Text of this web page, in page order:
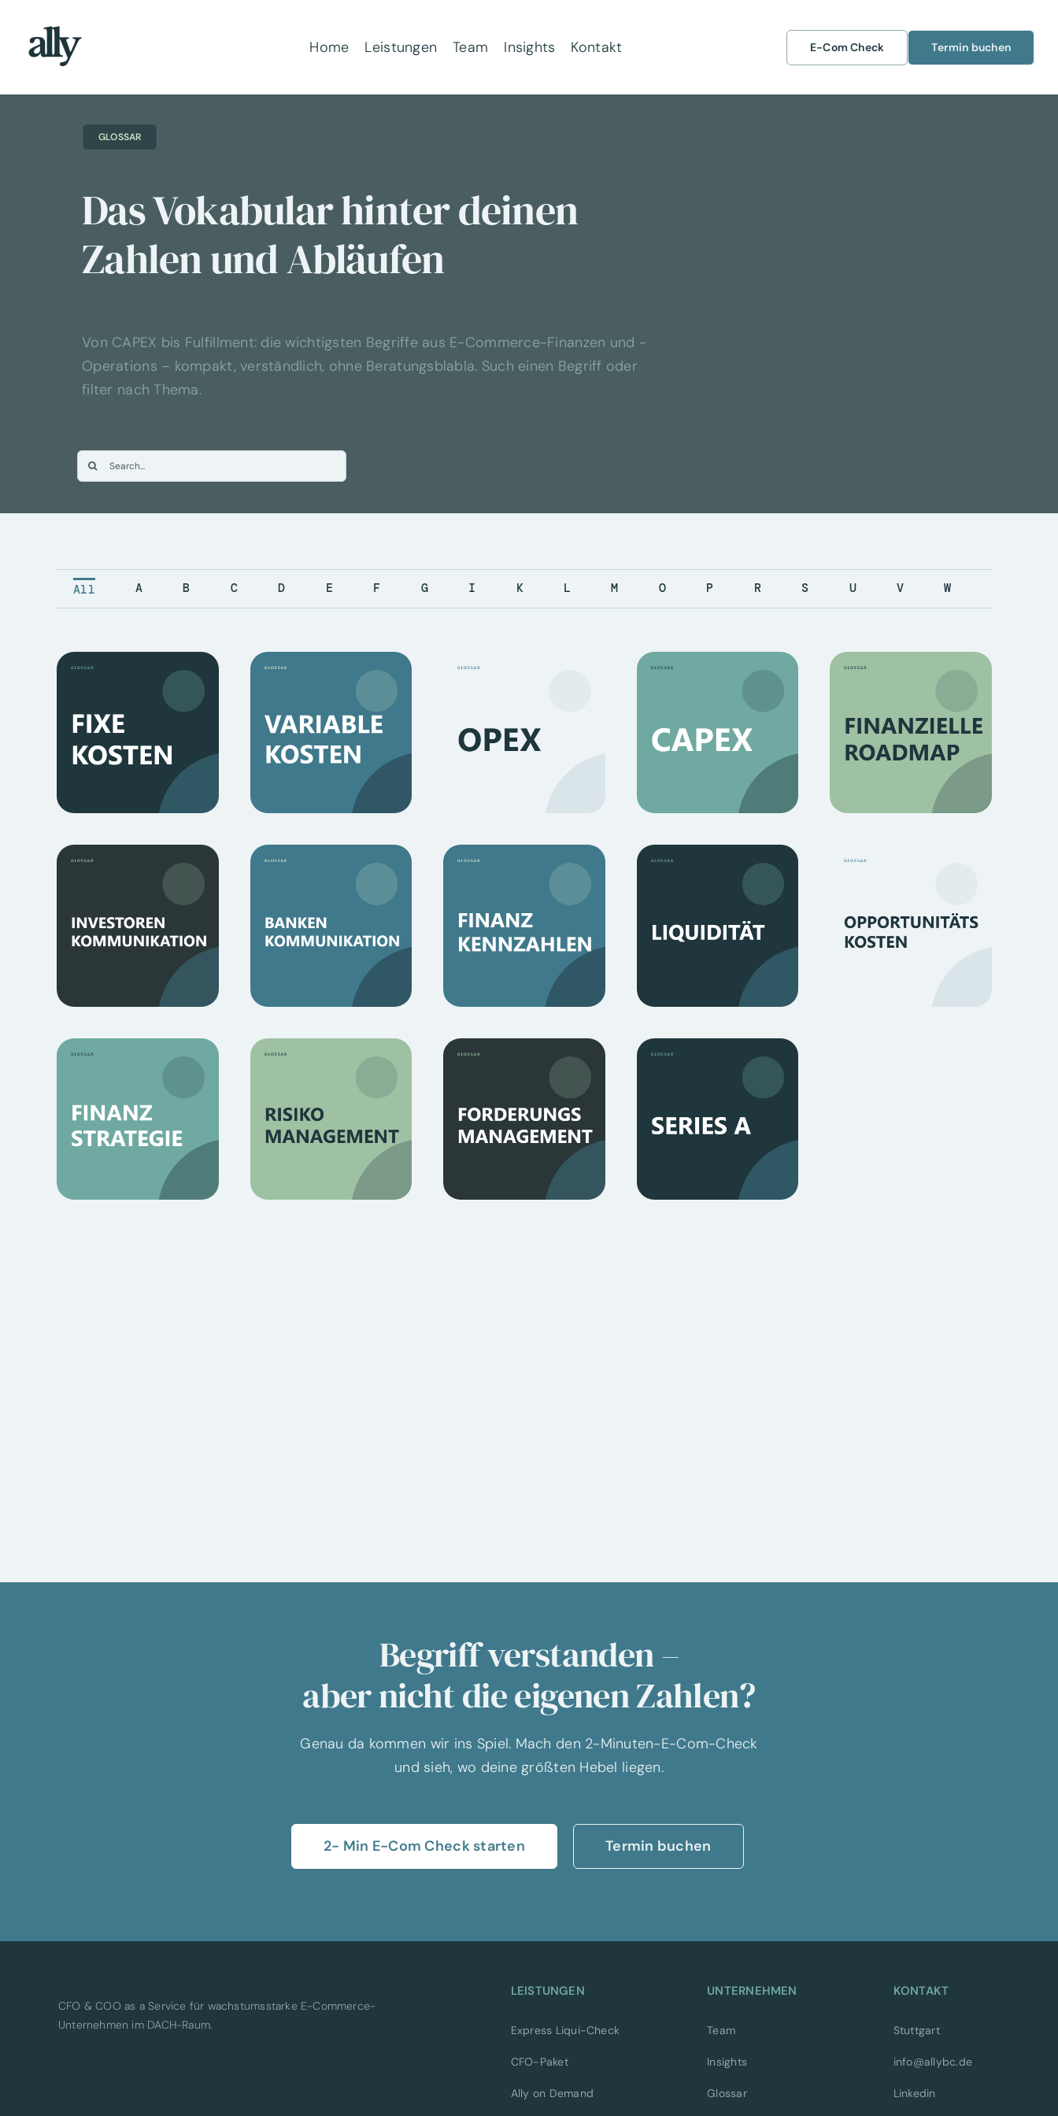
springen
Home Leistungen Team Insights Kontakt E-Com Check Termin buchen
GLOSSAR
Das Vokabular hinter deinen
Zahlen und Abläufen
Von CAPEX bis Fulfillment: die wichtigsten Begriffe aus E-Commerce-Finanzen und -
Operations – kompakt, verständlich, ohne Beratungsblabla. Such einen Begriff oder
filter nach Thema.
Suche
nach:
All A B C D E F G I K L M O P R S U V W
Begriff verstanden –
aber nicht die eigenen Zahlen?
Genau da kommen wir ins Spiel. Mach den 2-Minuten-E-Com-Check
und sieh, wo deine größten Hebel liegen.
2- Min E-Com Check starten Termin buchen
CFO & COO as a Service für wachstumsstarke E-Commerce-
Unternehmen im DACH-Raum.
LEISTUNGEN
Express Liqui-Check
CFO-Paket
Ally on Demand
UNTERNEHMEN
Team
Insights
Glossar
KONTAKT
Stuttgart
info@allybc.de
Linkedin